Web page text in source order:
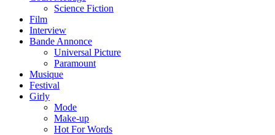
Science Fiction
Film
Interview
Bande Annonce
Universal Picture
Paramount
Musique
Festival
Girly
Mode
Make-up
Hot For Words